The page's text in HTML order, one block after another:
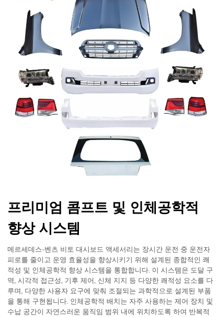
프리미엄 콤프트 및 인체공학적
향상 시스템
메르세데스-벤츠 비토 대시보드 액세서리는 장시간 운전 중 운전자
피로를 줄이고 운영 효율성을 향상시키기 위해 설계된 종합적인 쾌
적성 및 인체공학적 향상 시스템을 통합합니다. 이 시스템은 도달 구
역, 시각적 접근성, 기후 제어, 신체 지지 등 다양한 쾌적성 요소를 다
루며, 다양한 사용자 요구에 맞춰 조절되는 과학적으로 설계된 부품
을 통해 구현됩니다. 인체공학적 배치는 자주 사용하는 제어 장치 및
수납 공간이 자연스러운 움직임 범위 내에 위치하도록 하여 반복적